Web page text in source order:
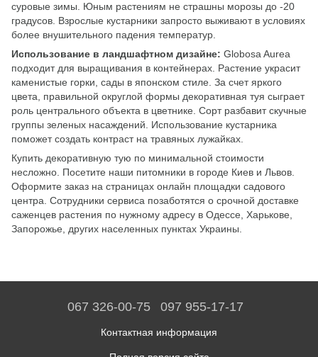
суровые зимы. Юным растениям не страшны морозы до -20
градусов. Взрослые кустарники запросто выживают в условиях
более внушительного падения температур.
Использование в ландшафтном дизайне: Globosa Aurea
подходит для выращивания в контейнерах. Растение украсит
каменистые горки, сады в японском стиле. За счет яркого
цвета, правильной округлой формы декоративная туя сыграет
роль центрального объекта в цветнике. Сорт разбавит скучные
группы зеленых насаждений. Использование кустарника
поможет создать контраст на травяных лужайках.
Купить декоративную тую по минимальной стоимости
несложно. Посетите наши питомники в городе Киев и Львов.
Оформите заказ на страницах онлайн площадки садового
центра. Сотрудники сервиса позаботятся о срочной доставке
саженцев растения по нужному адресу в Одессе, Харькове,
Запорожье, других населенных пунктах Украины.
067 326-00-75 097 955-17-17
Контактная информация